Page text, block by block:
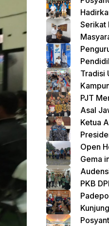
Serikat
BP2MI
Tradisi
PJT
Asal
Ketua
Open
Gema
Bazar
PKB